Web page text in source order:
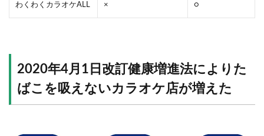
わくわくカラオケALL × ○
2020年4月1日改訂健康増進法によりた
ばこを吸えないカラオケ店が増えた